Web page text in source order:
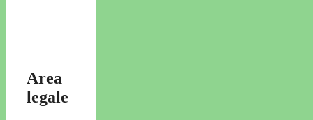
Area
legale